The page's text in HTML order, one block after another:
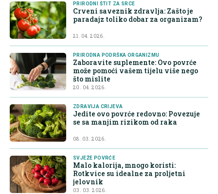
PRIRODNI ŠTIT ZA SRCE
Crveni saveznik zdravlja: Zašto je
paradajz toliko dobar za organizam?
21. 04. 2026.
PRIRODNA PODRŠKA ORGANIZMU
Zaboravite suplemente: Ovo povrće
može pomoći vašem tijelu više nego
što mislite
20. 04. 2026.
ZDRAVIJA CRIJEVA
Jedite ovo povrće redovno: Povezuje
se sa manjim rizikom od raka
08. 03. 2026.
SVJEŽE POVRĆE
Malo kalorija, mnogo koristi:
Rotkvice su idealne za proljetni
jelovnik
03. 03. 2026.